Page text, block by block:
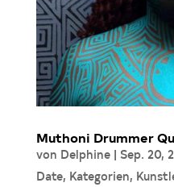
Muthoni Drummer
von Delphine| Sep. 20,
Date, Kategorien,